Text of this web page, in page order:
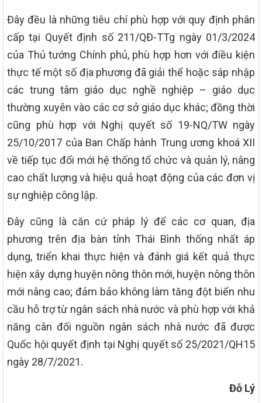
Đây đều là những tiêu chí phù hợp với quy định phân
cấp tại Quyết định số 211/QĐ-TTg ngày 01/3/2024
của Thủ tướng Chính phủ, phù hợp hơn với điều kiện
thực tế một số địa phương đã giải thể hoặc sáp nhập
các trung tâm giáo dục nghề nghiệp – giáo dục
thường xuyên vào các cơ sở giáo dục khác; đồng thời
cũng phù hợp với Nghị quyết số 19-NQ/TW ngày
25/10/2017 của Ban Chấp hành Trung ương khoá XII
về tiếp tục đổi mới hệ thống tổ chức và quản lý, nâng
cao chất lượng và hiệu quả hoạt động của các đơn vị
sự nghiệp công lập.
Đây cũng là căn cứ pháp lý để các cơ quan, địa
phương trên địa bàn tỉnh Thái Bình thống nhất áp
dụng, triển khai thực hiện và đánh giá kết quả thực
hiện xây dựng huyện nông thôn mới, huyện nông thôn
mới nâng cao; đảm bảo không làm tăng đột biến nhu
cầu hỗ trợ từ ngân sách nhà nước và phù hợp với khả
năng cân đối nguồn ngân sách nhà nước đã được
Quốc hội quyết định tại Nghị quyết số 25/2021/QH15
ngày 28/7/2021.
Đỗ Lý